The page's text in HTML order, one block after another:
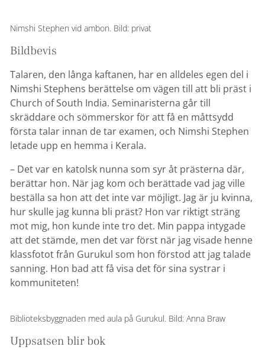
Nimshi Stephen vid ambon. Bild: privat
Bildbevis
Talaren, den långa kaftanen, har en alldeles egen del i
Nimshi Stephens berättelse om vägen till att bli präst i
Church of South India. Seminaristerna går till
skräddare och sömmerskor för att få en måttsydd
första talar innan de tar examen, och Nimshi Stephen
letade upp en hemma i Kerala.
– Det var en katolsk nunna som syr åt prästerna där,
berättar hon. När jag kom och berättade vad jag ville
beställa sa hon att det inte var möjligt. Jag är ju kvinna,
hur skulle jag kunna bli präst? Hon var riktigt sträng
mot mig, hon kunde inte tro det. Min pappa intygade
att det stämde, men det var först när jag visade henne
klassfotot från Gurukul som hon förstod att jag talade
sanning. Hon bad att få visa det för sina systrar i
kommuniteten!
Biblioteksbyggnaden med aula på Gurukul. Bild: Anna Braw
Uppsatsen blir bok